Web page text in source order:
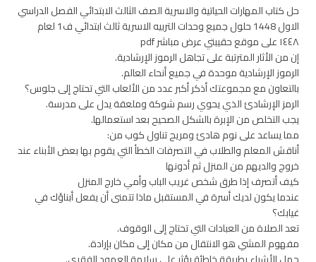
حل كتاب المهارات الحياتية والاسرية الصف الثالث الابتدائي الفصل الدراسي
الاول 1448 حلول جميع وحدات التربيه الاسرية ثالث ابتدائي ف1 لعام
١٤٤٨ على موقع حقيبتي عرض مباشر pdf
إن من الأثار المترتبة على تجاهل الرموز الإرشادية.
الرموز الإرشادية موحدة في جميع أنحاء العالم.
بالتعاون مع مجموعتك أذكر أكبر عدد من الألعاب التي تحتاج إلى جلوس؟
الرمز الإرشادئ الذي يحوي رسم شوكة وملعقة يدل على مدرسة.
يجب التخلص من الإبرة بالشكل الصحيح بعد استعمالها.
مما يساعد على نوم هادئ ومريح تناول كوب من:
أناقش المعلم والطلاب في التصرفات الخطأ التي يقوم بها بعض الأبناء عند
خروج والديهم من المنزل ثم أدونها
كيف أتصرف إذا طرق شخص غريب الباب وأمي خارج المنزل
عندما يكون لديك أسرة في المستقبل ماذا تتمنى أن يفعل أبناؤك في
غيابك؟
تعد الصلاة من العبادات التي تحتاج إلى الوقوف.
مفهوم المشي هو الانتقال من مكان إلى مكان بإرادة.